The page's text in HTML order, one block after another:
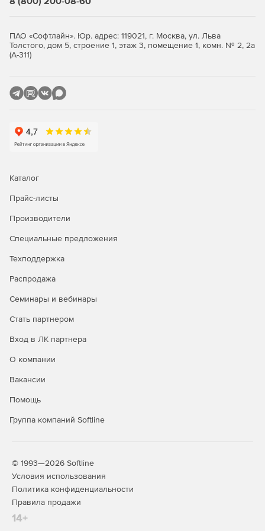
отображать карты пользователя поверх изображений,
получаемых с сайтов Google (Спутник), Google (Карта),
Google (Ландшафт), Yahoo! (Спутник), Yahoo! (Карта),
редактирование векторных карт и ввод текстов подписей
и значений атрибутов в Unicode.
Благодаря одновременному подключению к различным
источникам данных через несколько серверов на базе
«ГИС Сервер» осуществляется многопользовательская
данных через легенду карты, а также:
Подключение баз данных различных форматов.
Подключение к серверам Google Earth, Digital Globe.
WMTS и OGC WFS.
Подключение к GPS/ГЛОНАСС-приемнику для
решения навигационных задач.
Печать электронной карты на различных устройствах
просмотр документа, подготовленного к печати,
ПАО «Софтлайн». Юр. адрес: 119021, г. Москва, ул. Льва
Толстого, дом 5, строение 1, этаж 3, помещение 1, комн. № 2, 2а
(А-311)
Каталог
Прайс-листы
Производители
Специальные предложения
Техподдержка
Распродажа
Семинары и вебинары
Стать партнером
Вход в ЛК партнера
О компании
Вакансии
Помощь
Группа компаний Softline
© 1993—2026 Softline
Условия использования
Политика конфиденциальности
Правила продажи
14+